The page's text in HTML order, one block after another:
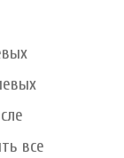
все